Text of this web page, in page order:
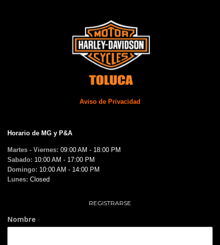
Aviso de Privacidad
Horario de MG y P&A
Martes - Viernes: 09:00 AM - 18:00 PM
Sabado: 10:00 AM - 17:00 PM
Domingo: 10:00 AM - 14:00 PM
Lunes: Closed
REGISTRARSE
Nombre